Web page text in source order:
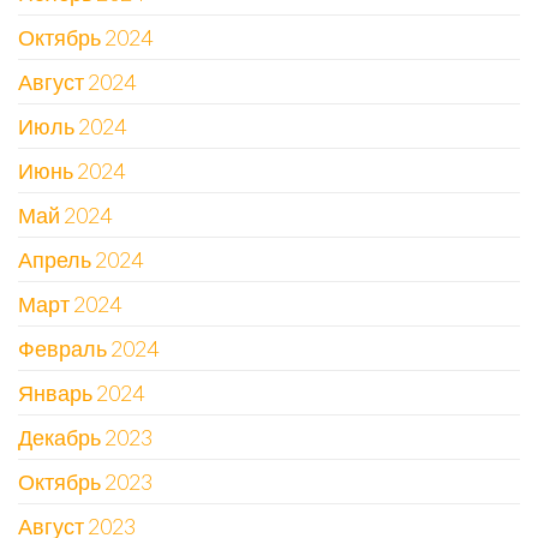
Октябрь 2024
Август 2024
Июль 2024
Июнь 2024
Май 2024
Апрель 2024
Март 2024
Февраль 2024
Январь 2024
Декабрь 2023
Октябрь 2023
Август 2023